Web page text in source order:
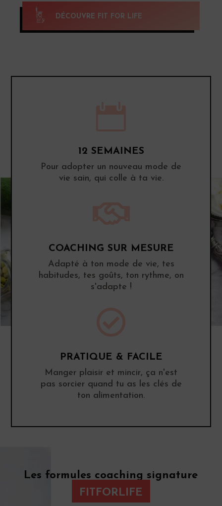
DÉCOUVRE FIT FOR LIFE
12 SEMAINES
Pour adopter un nouveau mode de
vie sain, qui colle à ta vie.
COACHING SUR MESURE
Adapté à ton mode de vie, tes
habitudes, tes goûts, ton rythme, on
s'adapte !
PRATIQUE & FACILE
Manger plaisir et mincir, ça n'est
pas sorcier quand tu as les clés de
ton alimentation.
Les formules coaching signature
FITFORLIFE